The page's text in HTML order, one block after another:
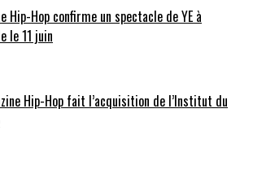
Hip-Hop confirme un spectacle de YE à
le 11 juin
Hip-Hop fait l’acquisition de l’Institut du